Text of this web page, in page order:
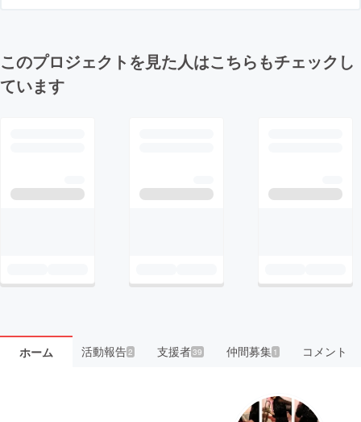
このプロジェクトを見た人はこちらもチェックし
ています
ホーム 活動報告2 支援者39 仲間募集 1 コメント